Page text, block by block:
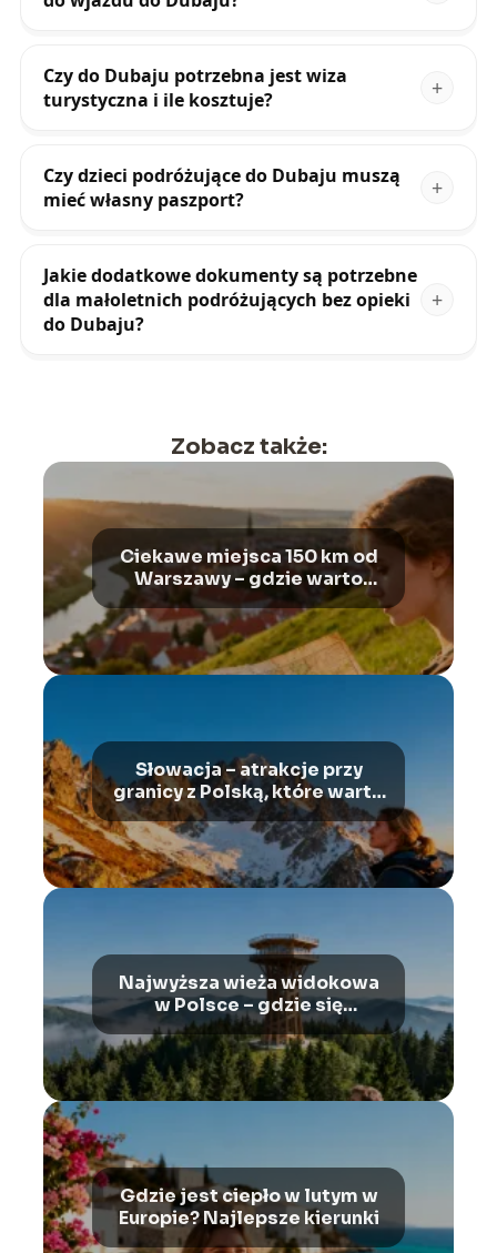
Czy do Dubaju potrzebna jest wiza
turystyczna i ile kosztuje?
Czy dzieci podróżujące do Dubaju muszą
mieć własny paszport?
Jakie dodatkowe dokumenty są potrzebne
dla małoletnich podróżujących bez opieki
do Dubaju?
Zobacz także:
Ciekawe miejsca 150 km od
Warszawy – gdzie warto
pojechać?
Słowacja – atrakcje przy
granicy z Polską, które warto
zobaczyć
Najwyższa wieża widokowa
w Polsce – gdzie się
znajduje?
Gdzie jest ciepło w lutym w
Europie? Najlepsze kierunki